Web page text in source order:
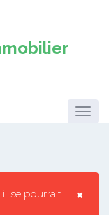
×
il se pourrait